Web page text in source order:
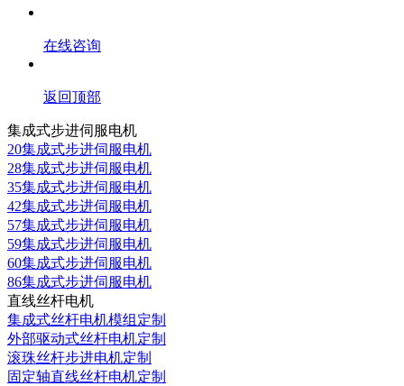
在线咨询
返回顶部
集成式步进伺服电机
20集成式步进伺服电机
28集成式步进伺服电机
35集成式步进伺服电机
42集成式步进伺服电机
57集成式步进伺服电机
59集成式步进伺服电机
60集成式步进伺服电机
86集成式步进伺服电机
直线丝杆电机
集成式丝杆电机模组定制
外部驱动式丝杆电机定制
滚珠丝杆步进电机定制
固定轴直线丝杆电机定制